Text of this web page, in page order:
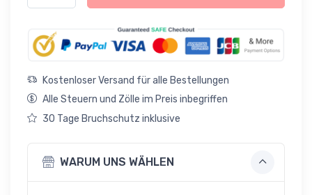
Kostenloser Versand für alle Bestellungen
Alle Steuern und Zölle im Preis inbegriffen
30 Tage Bruchschutz inklusive
WARUM UNS WÄHLEN